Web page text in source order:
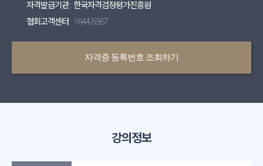
자격발급기관 : 한국자격검정평가진흥원
협회고객센터 : 1644-5367
자격증 등록번호 조회하기
강의정보